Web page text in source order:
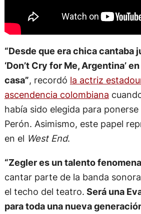
“Desde que era chica cantaba
‘Don’t Cry for Me, Argentina’
casa”, recordó la actriz
ascendencia colombiana
había sido elegida para ponerse
Perón. Asimismo, este papel
en el West End.
“Zegler es un talento
cantar parte de la banda
el techo del teatro. Será una
para toda una nueva